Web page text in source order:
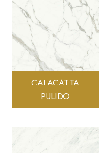
CALACATTA
PULIDO